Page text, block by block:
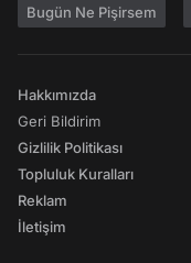
Bugün Ne Pişirsem
Hakkımızda
Geri Bildirim
Gizlilik Politikası
Topluluk Kuralları
Reklam
İletişim